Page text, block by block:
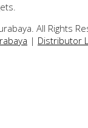
All Rights
| Distributor